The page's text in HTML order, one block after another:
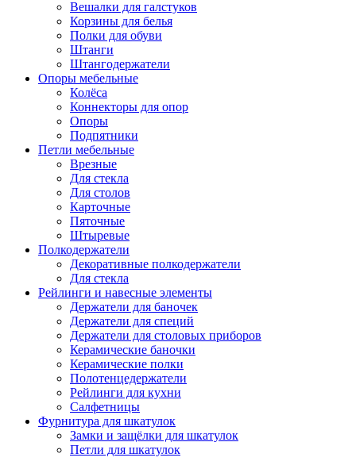
Вешалки для галстуков
Корзины для белья
Полки для обуви
Штанги
Штангодержатели
Опоры мебельные
Колёса
Коннекторы для опор
Опоры
Подпятники
Петли мебельные
Врезные
Для стекла
Для столов
Карточные
Пяточные
Штыревые
Полкодержатели
Декоративные полкодержатели
Для стекла
Рейлинги и навесные элементы
Держатели для баночек
Держатели для специй
Держатели для столовых приборов
Керамические баночки
Керамические полки
Полотенцедержатели
Рейлинги для кухни
Салфетницы
Фурнитура для шкатулок
Замки и защёлки для шкатулок
Петли для шкатулок